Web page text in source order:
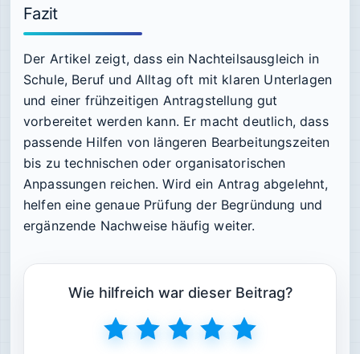
Fazit
Der Artikel zeigt, dass ein Nachteilsausgleich in
Schule, Beruf und Alltag oft mit klaren Unterlagen
und einer frühzeitigen Antragstellung gut
vorbereitet werden kann. Er macht deutlich, dass
passende Hilfen von längeren Bearbeitungszeiten
bis zu technischen oder organisatorischen
Anpassungen reichen. Wird ein Antrag abgelehnt,
helfen eine genaue Prüfung der Begründung und
ergänzende Nachweise häufig weiter.
Wie hilfreich war dieser Beitrag?